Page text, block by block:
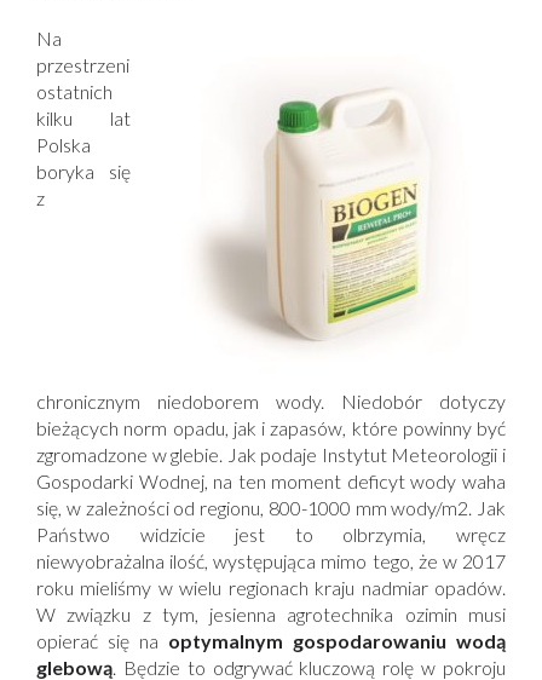
Na
przestrzeni
ostatnich
kilku lat
Polska
boryka się
z
chronicznym niedoborem wody. Niedobór dotyczy
bieżących norm opadu, jak i zapasów, które powinny być
zgromadzone w glebie. Jak podaje Instytut Meteorologii i
Gospodarki Wodnej, na ten moment deficyt wody waha
się, w zależności od regionu, 800-1000 mm wody/m2. Jak
Państwo widzicie jest to olbrzymia, wręcz
niewyobrażalna ilość, występująca mimo tego, że w 2017
roku mieliśmy w wielu regionach kraju nadmiar opadów.
W związku z tym, jesienna agrotechnika ozimin musi
opierać się na optymalnym gospodarowaniu wodą
glebową. Będzie to odgrywać kluczową rolę w pokroju